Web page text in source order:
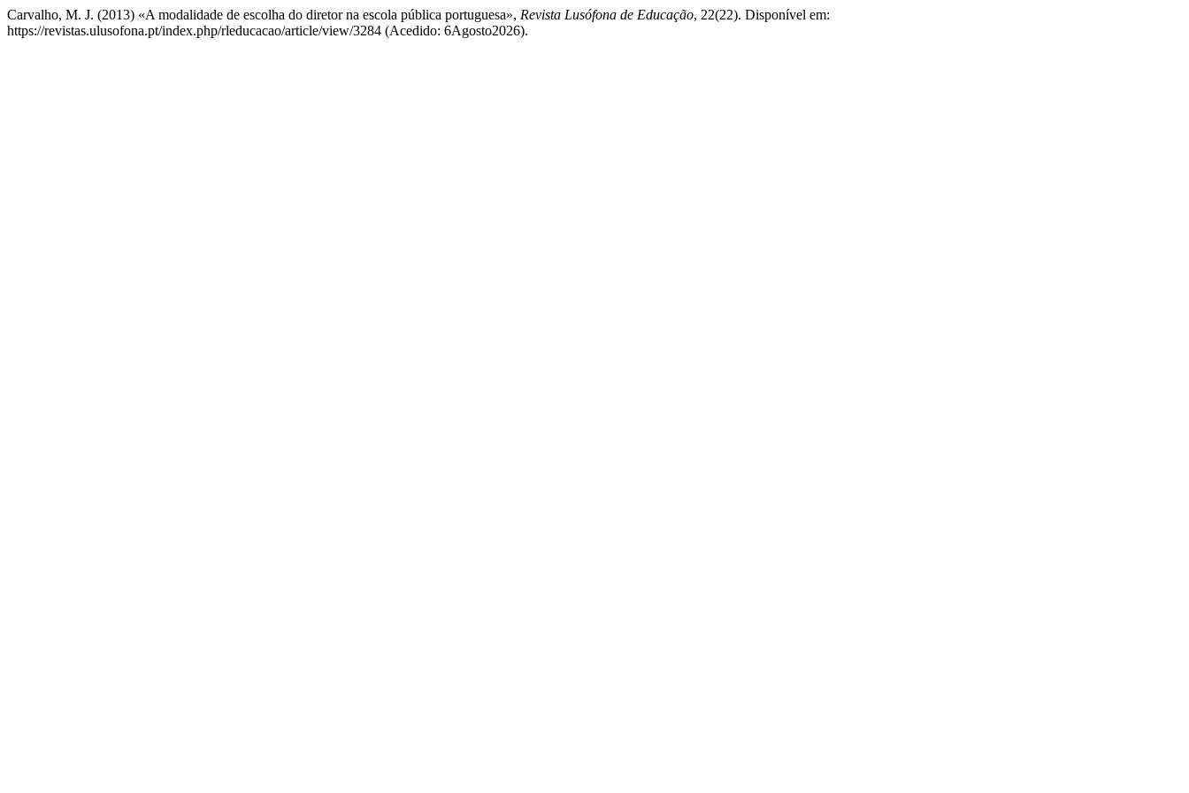
Carvalho, M. J. (2013) «A modalidade de escolha do diretor na escola pública portuguesa», Revista Lusófona de Educação, 22(22). Disponível em:
https://revistas.ulusofona.pt/index.php/rleducacao/article/view/3284 (Acedido: 6Agosto2026).